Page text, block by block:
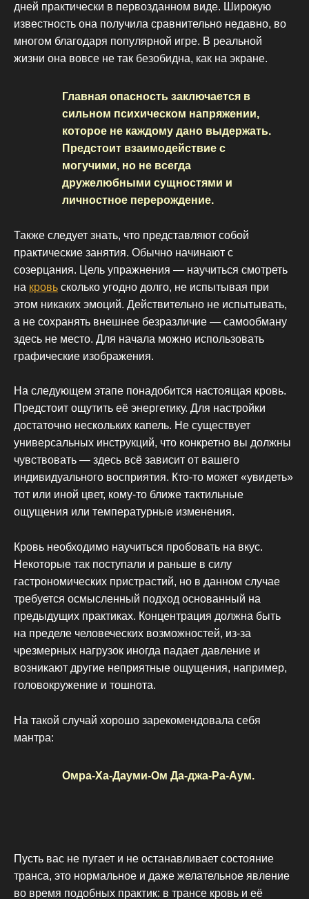
дней практически в первозданном виде. Широкую
известность она получила сравнительно недавно, во
многом благодаря популярной игре. В реальной
жизни она вовсе не так безобидна, как на экране.
Главная опасность заключается в
сильном психическом напряжении,
которое не каждому дано выдержать.
Предстоит взаимодействие с
могучими, но не всегда
дружелюбными сущностями и
личностное перерождение.
Также следует знать, что представляют собой
практические занятия. Обычно начинают с
созерцания. Цель упражнения — научиться смотреть
на кровь сколько угодно долго, не испытывая при
этом никаких эмоций. Действительно не испытывать,
а не сохранять внешнее безразличие — самообману
здесь не место. Для начала можно использовать
графические изображения.
На следующем этапе понадобится настоящая кровь.
Предстоит ощутить её энергетику. Для настройки
достаточно нескольких капель. Не существует
универсальных инструкций, что конкретно вы должны
чувствовать — здесь всё зависит от вашего
индивидуального восприятия. Кто-то может «увидеть»
тот или иной цвет, кому-то ближе тактильные
ощущения или температурные изменения.
Кровь необходимо научиться пробовать на вкус.
Некоторые так поступали и раньше в силу
гастрономических пристрастий, но в данном случае
требуется осмысленный подход основанный на
предыдущих практиках. Концентрация должна быть
на пределе человеческих возможностей, из-за
чрезмерных нагрузок иногда падает давление и
возникают другие неприятные ощущения, например,
головокружение и тошнота.
На такой случай хорошо зарекомендовала себя
мантра:
Омра-Ха-Дауми-Ом Да-джа-Ра-Аум.
Пусть вас не пугает и не останавливает состояние
транса, это нормальное и даже желательное явление
во время подобных практик: в трансе кровь и её